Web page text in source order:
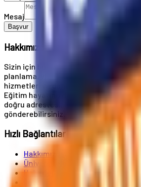
Mesaj
Başvur
Hakkımızda
Sizin için buradayız! Üniversite
planlama, vize ve oturum kartı
hizmetleri ve daha birçok hizmet
Eğitim hayatınızda A'dan Z'ye destek
doğru adrestesiniz. Bize telefonla
gönderebilirsiniz.
Hızlı Bağlantılar
Hakkımızda
Üniversiteler
Haberler
İletişim